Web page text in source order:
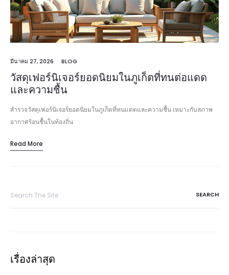
มีนาคม 27, 2026 BLOG
วัสดุเฟอร์นิเจอร์ยอดนิยมในภูเก็ตที่ทนต่อแดด
และความชื้น
สำรวจวัสดุเฟอร์นิเจอร์ยอดนิยมในภูเก็ตที่ทนแดดและความชื้น เหมาะกับสภาพ
อากาศร้อนชื้นในท้องถิ่น
Read More
เรื่องล่าสุด